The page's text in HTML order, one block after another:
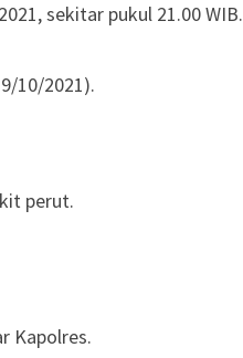
sekitar pukul 21.00 WIB.
10/2021).
perut.
Kapolres.